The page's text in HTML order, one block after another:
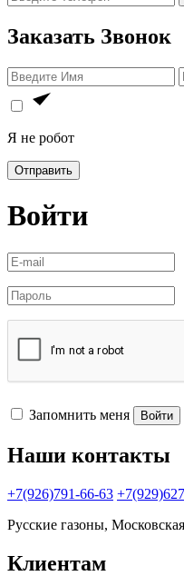
Заказать Звонок
Я не робот
Отправить
Войти
Запомнить меня Войти
Наши контакты
+7(926)791-66-63
Русские газоны,
Клиентам